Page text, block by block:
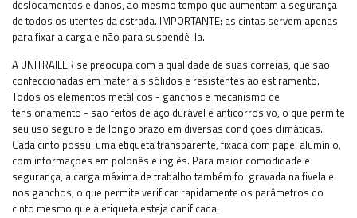
deslocamentos e danos, ao mesmo tempo que aumentam a segurança
de todos os utentes da estrada. IMPORTANTE: as cintas servem apenas
para fixar a carga e não para suspendê-la.
A UNITRAILER se preocupa com a qualidade de suas correias, que são
confeccionadas em materiais sólidos e resistentes ao estiramento.
Todos os elementos metálicos - ganchos e mecanismo de
tensionamento - são feitos de aço durável e anticorrosivo, o que permite
seu uso seguro e de longo prazo em diversas condições climáticas.
Cada cinto possui uma etiqueta transparente, fixada com papel alumínio,
com informações em polonês e inglês. Para maior comodidade e
segurança, a carga máxima de trabalho também foi gravada na fivela e
nos ganchos, o que permite verificar rapidamente os parâmetros do
cinto mesmo que a etiqueta esteja danificada.